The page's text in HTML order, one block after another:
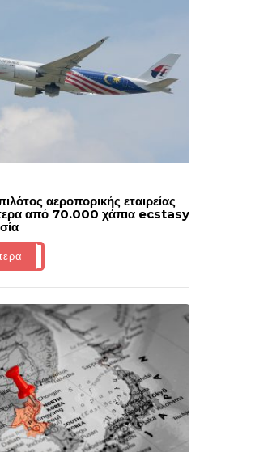
αεροπορικής εταιρείας
από 70.000 χάπια ecstasy